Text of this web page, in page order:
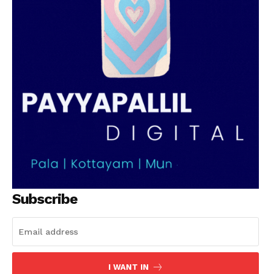
Subscribe
I WANT IN